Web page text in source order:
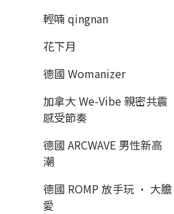
輕喃 qingnan
花下月
德國 Womanizer
加拿大 We-Vibe 親密共震
感受節奏
德國 ARCWAVE 男性新高
潮
德國 ROMP 放手玩 · 大膽
愛